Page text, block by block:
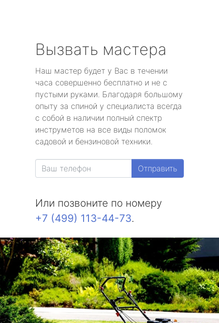
Вызвать мастера
Наш мастер будет у Вас в течении
часа совершенно бесплатно и не с
пустыми руками. Благодаря большому
опыту за спиной у специалиста всегда
с собой в наличии полный спектр
инструметов на все виды поломок
садовой и бензиновой техники.
Отправить
Или позвоните по номеру
+7 (499) 113-44-73.